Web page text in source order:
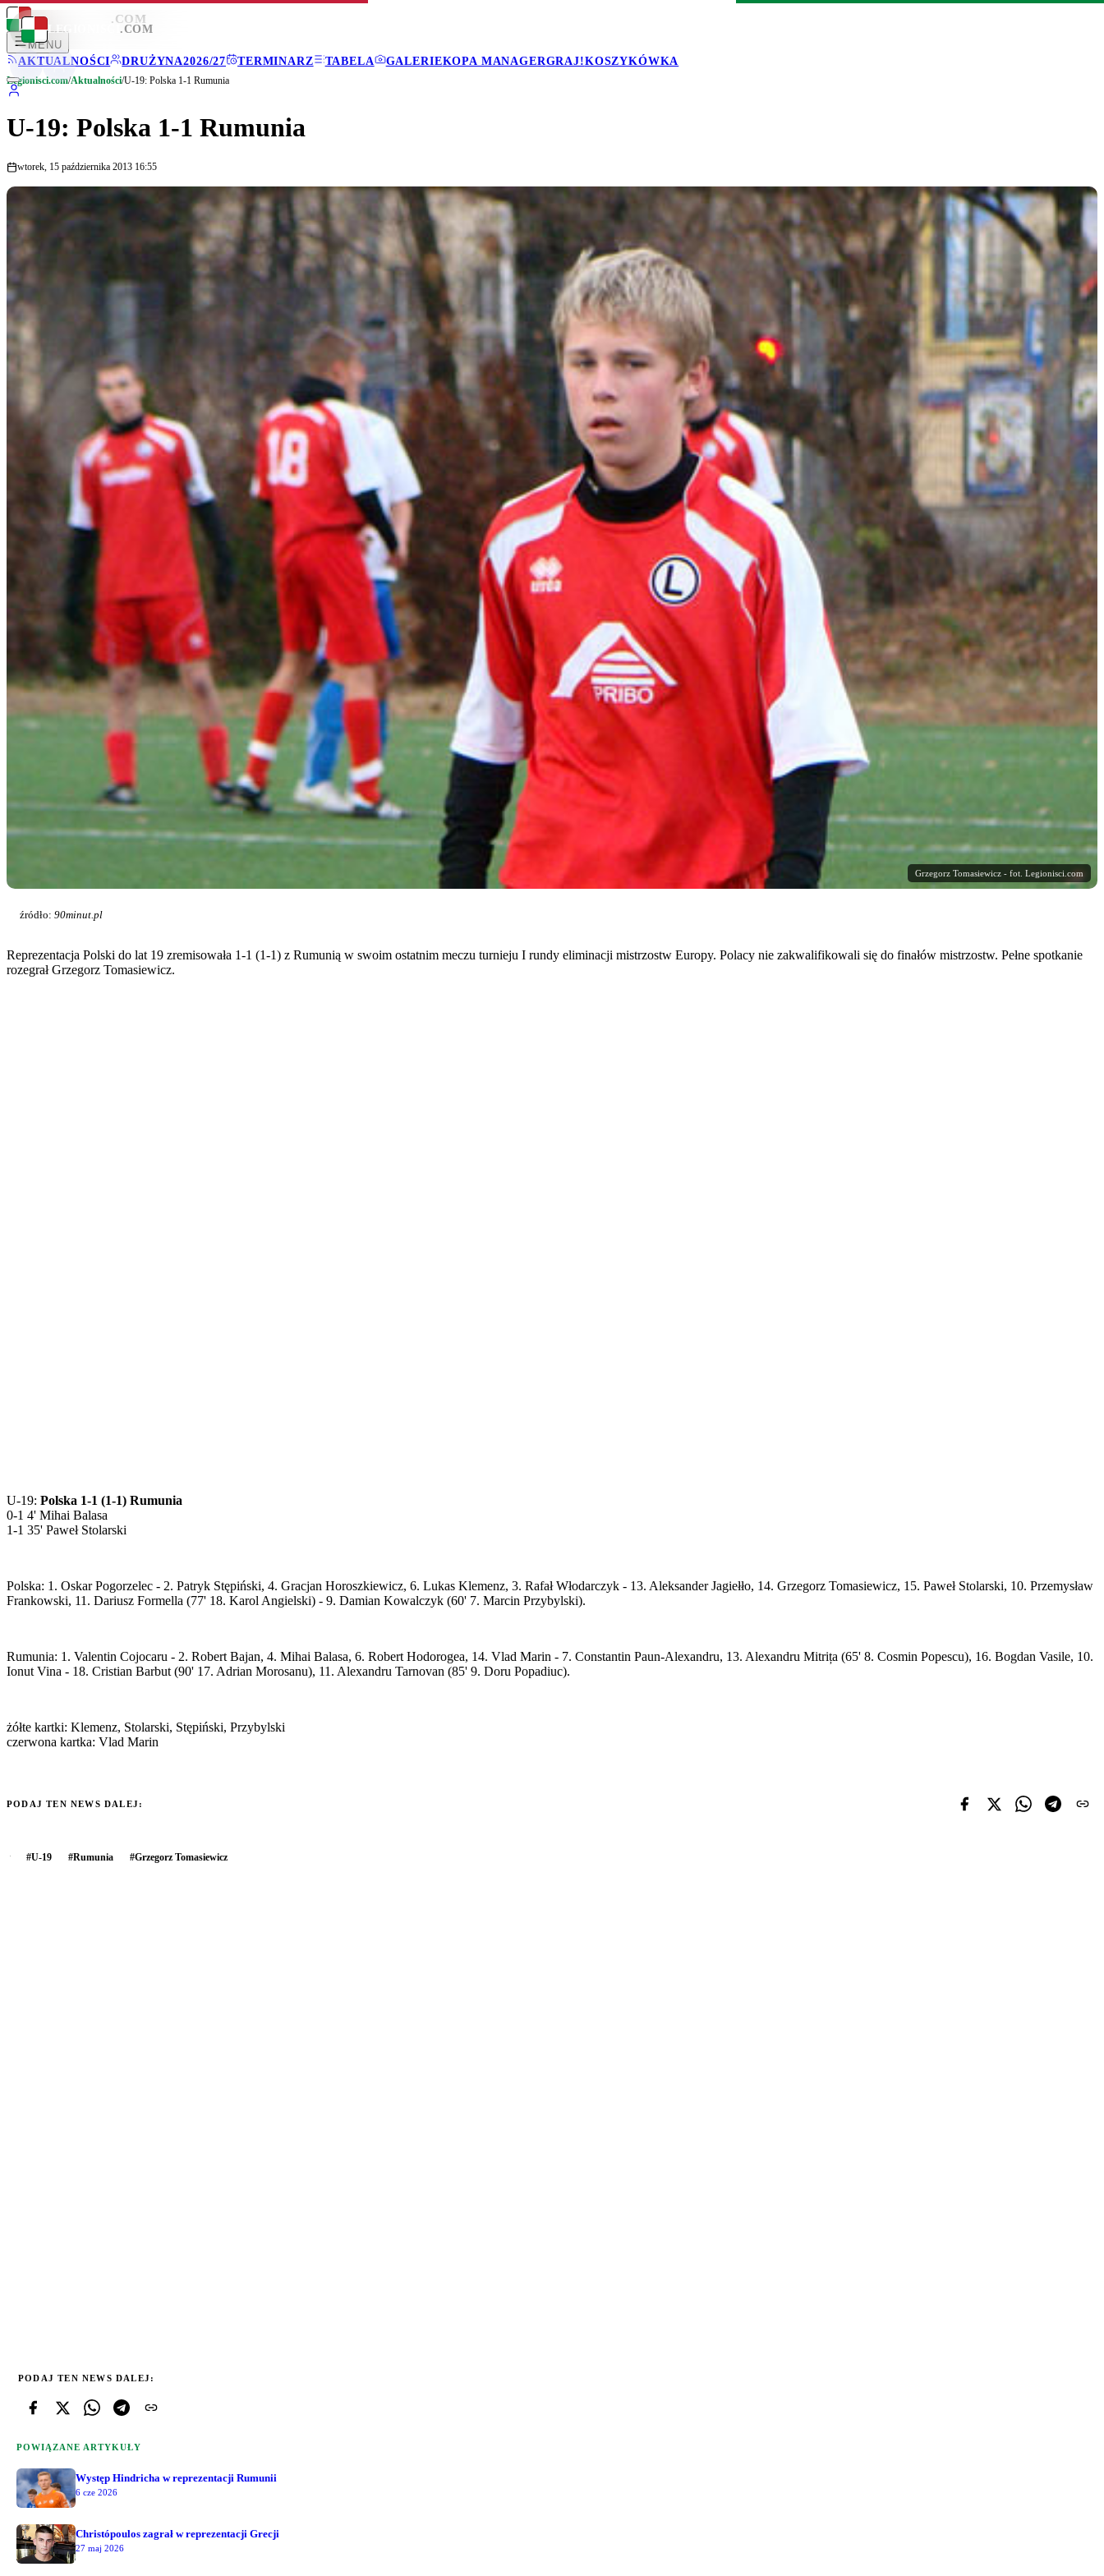
LEGIONISCI .COM
MENU
AKTUALNOŚCI
DRUŻYNA2026/27 TERMINARZ TABELA GALERIEKOPA MANAGERGRAJ!KOSZYKÓWKA
LEGIONISCI .COM
Legionisci.com/Aktualności/U-19: Polska 1-1 Rumunia
U-19: Polska 1-1 Rumunia
wtorek, 15 października 2013 16:55
Grzegorz Tomasiewicz - fot. Legionisci.com
źródło: 90minut.pl
Reprezentacja Polski do lat 19 zremisowała 1-1 (1-1) z Rumunią w swoim ostatnim meczu turnieju I rundy eliminacji mistrzostw Europy. Polacy nie zakwalifikowali się do finałów mistrzostw. Pełne spotkanie
rozegrał Grzegorz Tomasiewicz.
U-19: Polska 1-1 (1-1) Rumunia
0-1 4' Mihai Balasa
1-1 35' Paweł Stolarski
Polska: 1. Oskar Pogorzelec - 2. Patryk Stępiński, 4. Gracjan Horoszkiewicz, 6. Lukas Klemenz, 3. Rafał Włodarczyk - 13. Aleksander Jagiełło, 14. Grzegorz Tomasiewicz, 15. Paweł Stolarski, 10. Przemysław
Frankowski, 11. Dariusz Formella (77' 18. Karol Angielski) - 9. Damian Kowalczyk (60' 7. Marcin Przybylski).
Rumunia: 1. Valentin Cojocaru - 2. Robert Bajan, 4. Mihai Balasa, 6. Robert Hodorogea, 14. Vlad Marin - 7. Constantin Paun-Alexandru, 13. Alexandru Mitrița (65' 8. Cosmin Popescu), 16. Bogdan Vasile, 10.
Ionut Vina - 18. Cristian Barbut (90' 17. Adrian Morosanu), 11. Alexandru Tarnovan (85' 9. Doru Popadiuc).
żółte kartki: Klemenz, Stolarski, Stępiński, Przybylski
czerwona kartka: Vlad Marin
PODAJ TEN NEWS DALEJ:
#U-19 #Rumunia #Grzegorz Tomasiewicz
PODAJ TEN NEWS DALEJ:
POWIĄZANE ARTYKUŁY
Występ Hindricha w reprezentacji Rumunii
6 cze 2026
Christópoulos zagrał w reprezentacji Grecji
27 maj 2026